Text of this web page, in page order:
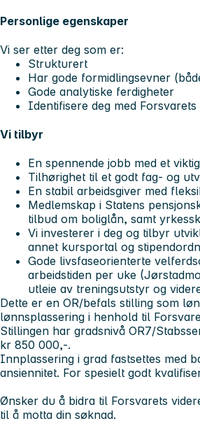
Personlige egenskaper
Vi ser etter deg som er:
Strukturert
Har gode formidlingsevner
Gode analytiske ferdigheter
Identifisere deg med
Vi tilbyr
En spennende jobb med et
Tilhørighet til et godt fag- og
En stabil arbeidsgiver med
Medlemskap i Statens
tilbud om boliglån, samt
Vi investerer i deg og tilbyr
annet kursportal og
Gode livsfaseorienterte
arbeidstiden per uke
utleie av treningsutstyr og
Dette er en OR/befals stilling som
lønnsplassering i henhold til
Stillingen har gradsnivå OR7/
kr 850 000,-.
Innplassering i grad fastsettes med
ansiennitet. For spesielt godt
Ønsker du å bidra til Forsvarets
til å motta din søknad.